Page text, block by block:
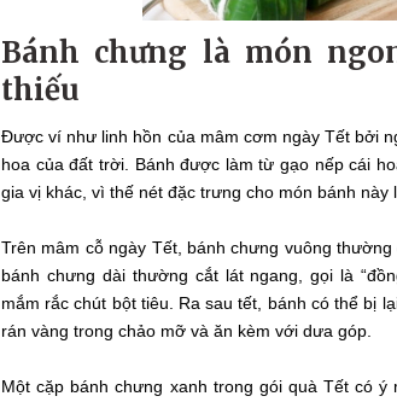
Bánh chưng là món
thiếu
Được ví như linh hồn của mâm cơm ngày Tết bởi
hoa của đất trời. Bánh được làm từ gạo nếp cái
gia vị khác, vì thế nét đặc trưng cho món bánh này
Trên mâm cỗ ngày Tết, bánh chưng vuông
bánh chưng dài thường cắt lát ngang, gọi là
mắm rắc chút bột tiêu. Ra sau tết, bánh có thể bị
rán vàng trong chảo mỡ và ăn kèm với dưa góp.
Một cặp bánh chưng xanh trong gói quà Tết có